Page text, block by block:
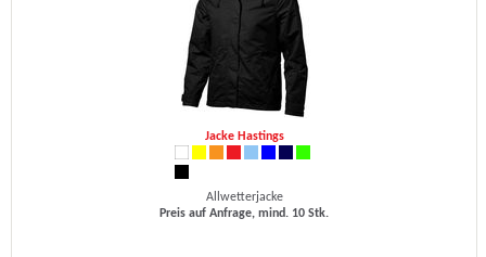
Jacke Hastings
Allwetterjacke
Preis auf Anfrage, mind. 10 Stk.